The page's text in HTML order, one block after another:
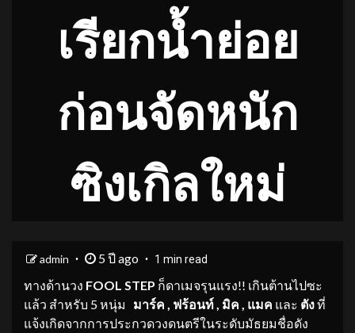
เรียกน้ำย่อย
ก่อนจัดหนัก
ซิงเกิลใหม่
admin 5 ปี ago 1 min read
ทางด้านวง FOOL STEP ก็ดาเมจรุนแรง!! เกินต้านไปซะ
แล้ว สำหรับ 5 หนุ่ม มาร์ค , ฟร้อนท์ , มิค , แมค และ ตังที่
แจ้งเกิดจากการประกวดวงดนตรีในระดับมัธยมชื่อดัง